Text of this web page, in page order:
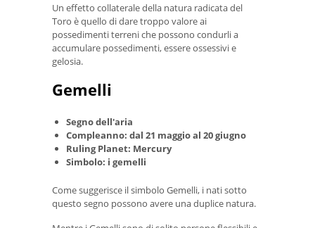
Un effetto collaterale della natura radicata del
Toro è quello di dare troppo valore ai
possedimenti terreni che possono condurli a
accumulare possedimenti, essere ossessivi e
gelosia.
Gemelli
Segno dell'aria
Compleanno: dal 21 maggio al 20 giugno
Ruling Planet: Mercury
Simbolo: i gemelli
Come suggerisce il simbolo Gemelli, i nati sotto
questo segno possono avere una duplice natura.